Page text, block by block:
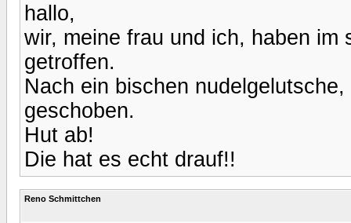
hallo,
wir, meine frau und ich, haben im
getroffen.
Nach ein bischen
geschoben.
Hut ab!
Die hat es echt drauf!!
Reno Schmittchen